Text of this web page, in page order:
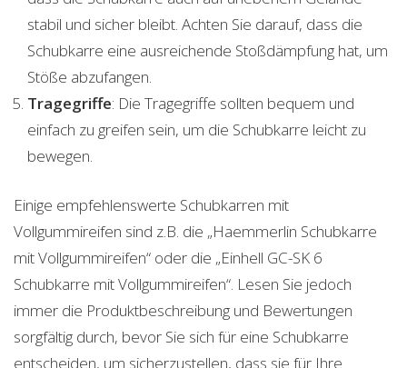
stabil und sicher bleibt. Achten Sie darauf, dass die
Schubkarre eine ausreichende Stoßdämpfung hat, um
Stöße abzufangen.
Tragegriffe: Die Tragegriffe sollten bequem und
einfach zu greifen sein, um die Schubkarre leicht zu
bewegen.
Einige empfehlenswerte Schubkarren mit
Vollgummireifen sind z.B. die „Haemmerlin Schubkarre
mit Vollgummireifen“ oder die „Einhell GC-SK 6
Schubkarre mit Vollgummireifen“. Lesen Sie jedoch
immer die Produktbeschreibung und Bewertungen
sorgfältig durch, bevor Sie sich für eine Schubkarre
entscheiden, um sicherzustellen, dass sie für Ihre